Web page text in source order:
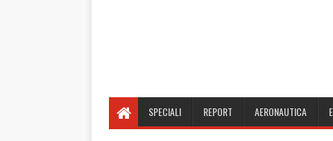
SPECIALI REPORT AERONAUTICA